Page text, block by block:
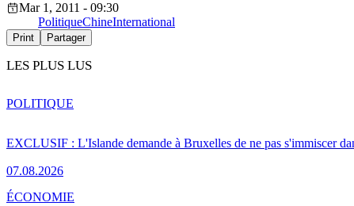
Mar 1, 2011 - 09:30
PolitiqueChineInternational
Print Partager
LES PLUS LUS
EXCLUSIF : L'Islande demande à Bruxelles de ne pas s'immiscer
07.08.2026
POLITIQUE
ÉCONOMIE